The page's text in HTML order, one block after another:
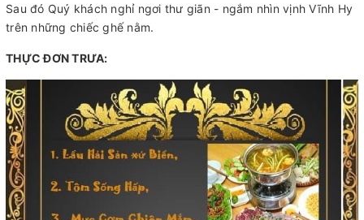
Sau đó Quý khách nghỉ ngơi thư giãn - ngắm nhìn vịnh Vĩnh Hy
trên những chiếc ghế nằm.
THỰC ĐƠN TRƯA: